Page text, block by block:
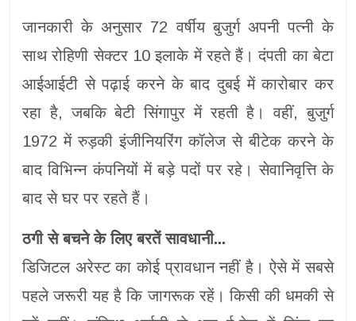
जानकारी के अनुसार 72 वर्षीय बुजुर्ग अपनी पत्नी के
साथ रोहिणी सेक्टर 10 इलाके में रहते हैं। दंपती का बेटा
आईआईटी से पढ़ाई करने के बाद दुबई में कारोबार कर
रहा है, जबकि बेटी सिंगापुर में रहती है। वहीं, बुजुर्ग
1972 में रुड़की इंजीनियरिंग कॉलेज से बीटेक करने के
बाद विभिन्न कंपनियों में बड़े पदों पर रहे। सेवानिवृत्ति के
बाद से घर पर रहते हैं।
ठगी से बचने के लिए बरतें सावधानी...
डिजिटल अरेस्ट का कोई प्रावधान नहीं है। ऐसे में सबसे
पहले जरूरी यह है कि जागरूक रहें। किसी की धमकी से